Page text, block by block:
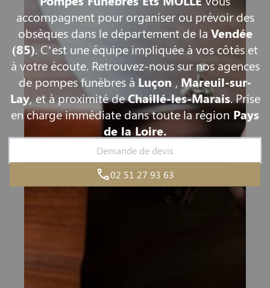
accompagnent pour organiser ou prévoir des
obsèques dans le département de la Vendée
(85). C’est une équipe impliquée à vos côtés et
à votre écoute. Retrouvez-nous sur nos agences
de pompes funèbres à Luçon , Mareuil-sur-
Lay, et à proximité deChaillé-les-Marais. Prise
en charge immédiate dans toute la région Pays
de la Loire.
Demande de devis
02 51 27 93 63